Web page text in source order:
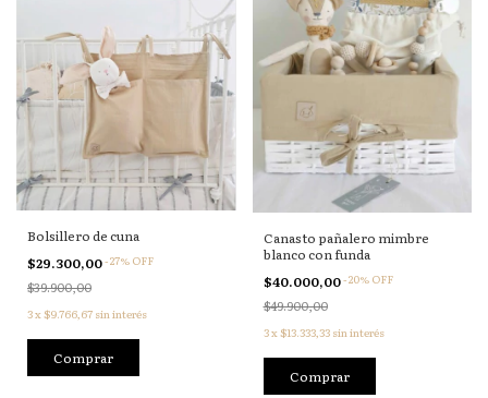
Bolsillero de cuna
$29.300,00-27% OFF
$39.900,00
3x $9.766,67 sin interés
Comprar
Canasto pañalero mimbre
blanco con funda
$40.000,00-20% OFF
$49.900,00
3x $13.333,33 sin interés
Comprar